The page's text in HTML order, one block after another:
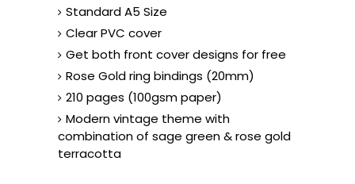
Standard A5 Size
Clear PVC cover
Get both front cover designs for free
Rose Gold ring bindings (20mm)
210 pages (100gsm paper)
Modern vintage theme with
combination of sage green & rose gold
terracotta